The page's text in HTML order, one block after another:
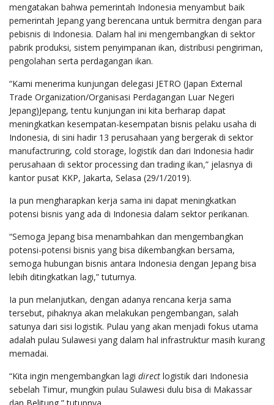
mengatakan bahwa pemerintah Indonesia menyambut baik
pemerintah Jepang yang berencana untuk bermitra dengan para
pebisnis di Indonesia. Dalam hal ini mengembangkan di sektor
pabrik produksi, sistem penyimpanan ikan, distribusi pengiriman,
pengolahan serta perdagangan ikan.
“Kami menerima kunjungan delegasi JETRO (Japan External
Trade Organization/Organisasi Perdagangan Luar Negeri
Jepang)Jepang, tentu kunjungan ini kita berharap dapat
meningkatkan kesempatan-kesempatan bisnis pelaku usaha di
Indonesia, di sini hadir 13 perusahaan yang bergerak di sektor
manufactruring, cold storage, logistik dan dari Indonesia hadir
perusahaan di sektor processing dan trading ikan,” jelasnya di
kantor pusat KKP, Jakarta, Selasa (29/1/2019).
Ia pun mengharapkan kerja sama ini dapat meningkatkan
potensi bisnis yang ada di Indonesia dalam sektor perikanan.
“Semoga Jepang bisa menambahkan dan mengembangkan
potensi-potensi bisnis yang bisa dikembangkan bersama,
semoga hubungan bisnis antara Indonesia dengan Jepang bisa
lebih ditingkatkan lagi,” tuturnya.
Ia pun melanjutkan, dengan adanya rencana kerja sama
tersebut, pihaknya akan melakukan pengembangan, salah
satunya dari sisi logistik. Pulau yang akan menjadi fokus utama
adalah pulau Sulawesi yang dalam hal infrastruktur masih kurang
memadai.
“Kita ingin mengembangkan lagi direct logistik dari Indonesia
sebelah Timur, mungkin pulau Sulawesi dulu bisa di Makassar